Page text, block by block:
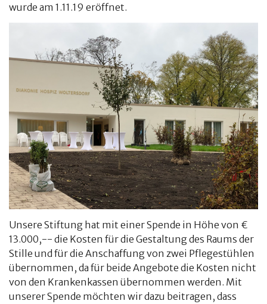
wurde am 1.11.19 eröffnet.
Unsere Stiftung hat mit einer Spende in Höhe von €
13.000,-- die Kosten für die Gestaltung des Raums der
Stille und für die Anschaffung von zwei Pflegestühlen
übernommen, da für beide Angebote die Kosten nicht
von den Krankenkassen übernommen werden. Mit
unserer Spende möchten wir dazu beitragen, dass